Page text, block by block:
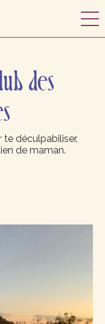
des
te déculpabiliser,
de maman.